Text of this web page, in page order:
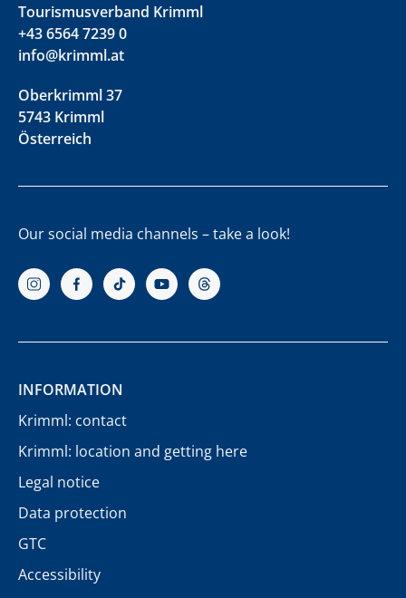
Tourismusverband Krimml
+43 6564 7239 0
info@krimml.at
Oberkrimml 37
5743 Krimml
Österreich
Our social media channels – take a look!
INFORMATION
Krimml: contact
Krimml: location and getting here
Legal notice
Data protection
GTC
Accessibility